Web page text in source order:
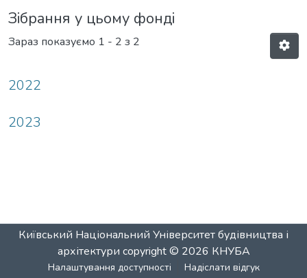
Зібрання у цьому фонді
Зараз показуємо 1 - 2 з 2
2022
2023
Київський Національний Університет будівництва і
архітектури copyright © 2026 КНУБА
Налаштування доступності Надіслати відгук